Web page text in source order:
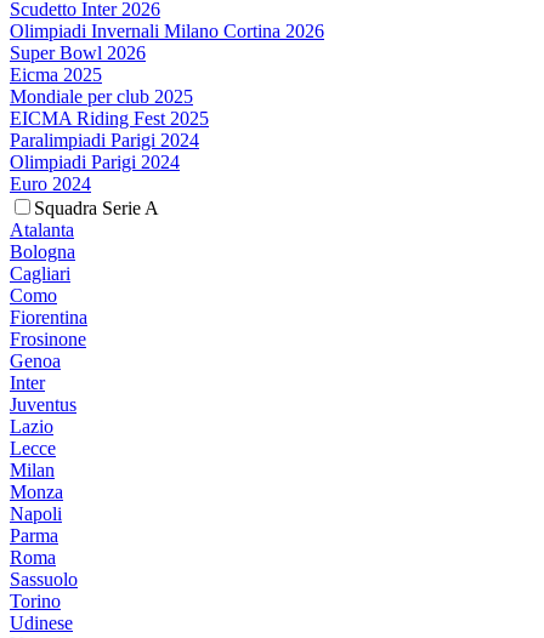
Scudetto Inter 2026
Olimpiadi Invernali Milano Cortina 2026
Super Bowl 2026
Eicma 2025
Mondiale per club 2025
EICMA Riding Fest 2025
Paralimpiadi Parigi 2024
Olimpiadi Parigi 2024
Euro 2024
Squadra Serie A
Atalanta
Bologna
Cagliari
Como
Fiorentina
Frosinone
Genoa
Inter
Juventus
Lazio
Lecce
Milan
Monza
Napoli
Parma
Roma
Sassuolo
Torino
Udinese